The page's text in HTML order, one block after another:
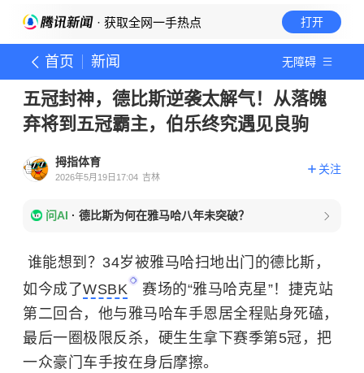
· 获取全网一手热点 打开
首页 新闻 无障碍
五冠封神，德比斯逆袭太解气！从落魄
弃将到五冠霸主，伯乐终究遇见良驹
拇指体育
2026年5月19日17:04 吉林
关注
问AI · 德比斯为何在雅马哈八年未突破？
谁能想到？34岁被雅马哈扫地出门的德比斯，
如今成了WSBK
赛场的“雅马哈克星”！捷克站
第二回合，他与雅马哈车手恩居全程贴身死磕，
最后一圈极限反杀，硬生生拿下赛季第5冠，把
一众豪门车手按在身后摩擦。